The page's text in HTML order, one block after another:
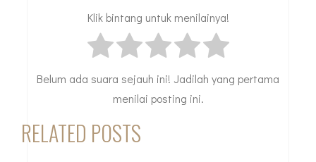
Klik bintang untuk menilainya!
Belum ada suara sejauh ini! Jadilah yang pertama
menilai posting ini.
RELATED POSTS